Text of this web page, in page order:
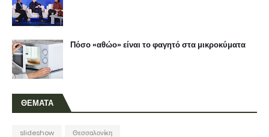
Πόσο «αθώο» είναι το φαγητό στα μικροκύματα
ΘΕΜΑΤΑ
slideshow Θεσσαλονίκη